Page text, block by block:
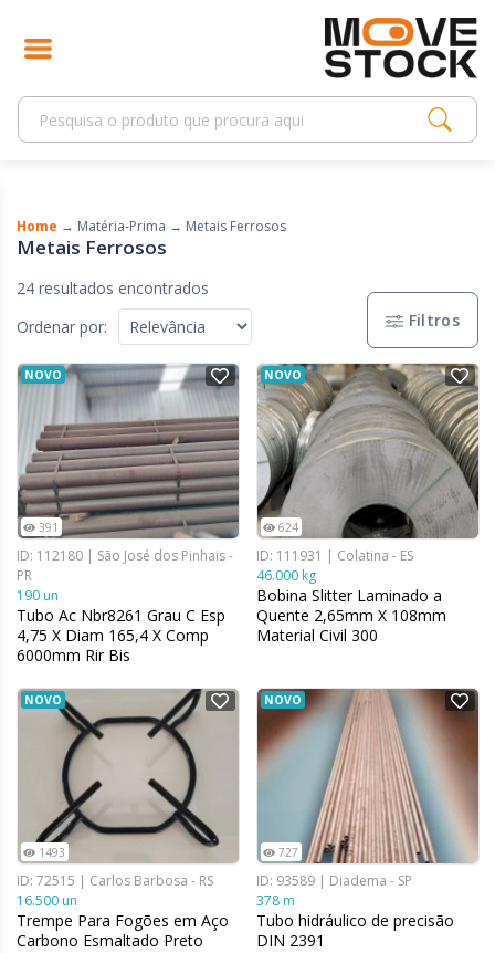
Home → Matéria-Prima → Metais Ferrosos
Metais Ferrosos
24 resultados encontrados
Ordenar por:
Filtros
NOVO
391
ID: 112180 | São José dos Pinhais -
PR
190 un
Tubo Ac Nbr8261 Grau C Esp
4,75 X Diam 165,4 X Comp
6000mm Rir Bis
NOVO
624
ID: 111931 | Colatina - ES
46.000 kg
Bobina Slitter Laminado a
Quente 2,65mm X 108mm
Material Civil 300
NOVO
1493
ID: 72515 | Carlos Barbosa - RS
16.500 un
Trempe Para Fogões em Aço
Carbono Esmaltado Preto
NOVO
727
ID: 93589 | Diadema - SP
378 m
Tubo hidráulico de precisão
DIN 2391